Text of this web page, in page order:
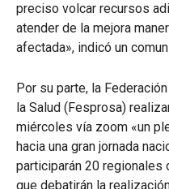
preciso volcar recursos
atender de la mejora
afectada», indicó un
Por su parte, la
la Salud (Fesprosa)
miércoles vía zoom «un
hacia una gran jornada
participarán 20 regionales
que debatirán la